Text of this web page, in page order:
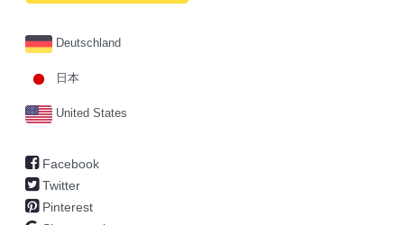
Deutschland
日本
United States
Facebook
Twitter
Pinterest